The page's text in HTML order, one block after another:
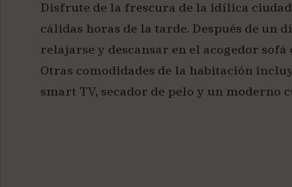
Disfrute de la frescura de la idílica
cálidas horas de la tarde. Después de un
relajarse y descansar en el acogedor sofá
Otras comodidades de la habitación
smart TV, secador de pelo y un moderno